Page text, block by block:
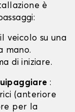
è
veicolo su una
mano.
di iniziare.
:
(anteriore
per la